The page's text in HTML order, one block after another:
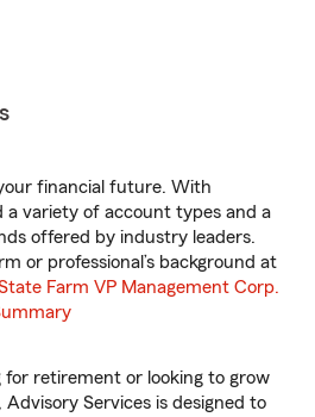
financial future. With
a variety of account types and a
offered by industry leaders.
or professional’s background at
Farm VP Management Corp.
for retirement or looking to grow
Services is designed to